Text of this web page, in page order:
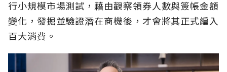
行小規模市場測試，藉由觀察領券人數與簽帳金額
變化，發掘並驗證潛在商機後，才會將其正式編入
百大消費。